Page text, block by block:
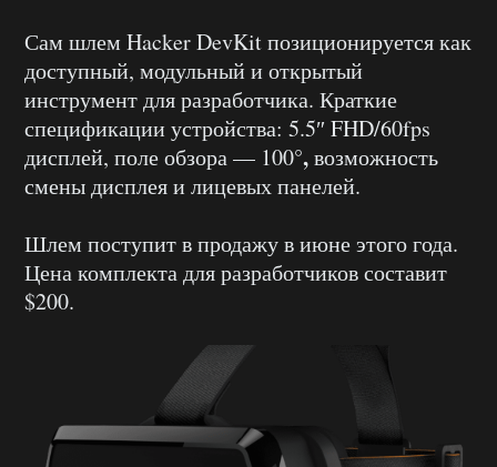
Сам шлем Hacker DevKit позиционируется как
доступный, модульный и открытый
инструмент для разработчика. Краткие
спецификации устройства: 5.5″ FHD/60fps
дисплей, поле обзора — 100°,возможность
смены дисплея и лицевых панелей.
Шлем поступит в продажу в июне этого года.
Цена комплекта для разработчиков составит
$200.